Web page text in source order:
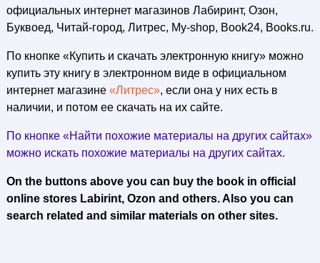
официальных интернет магазинов Лабиринт, Озон,
Буквоед, Читай-город, Литрес, My-shop, Book24, Books.ru.
По кнопке «Купить и скачать электронную книгу» можно
купить эту книгу в электронном виде в официальном
интернет магазине «Литрес», если она у них есть в
наличии, и потом ее скачать на их сайте.
По кнопке «Найти похожие материалы на других сайтах»
можно искать похожие материалы на других сайтах.
On the buttons above you can buy the book in official
online stores Labirint, Ozon and others. Also you can
search related and similar materials on other sites.